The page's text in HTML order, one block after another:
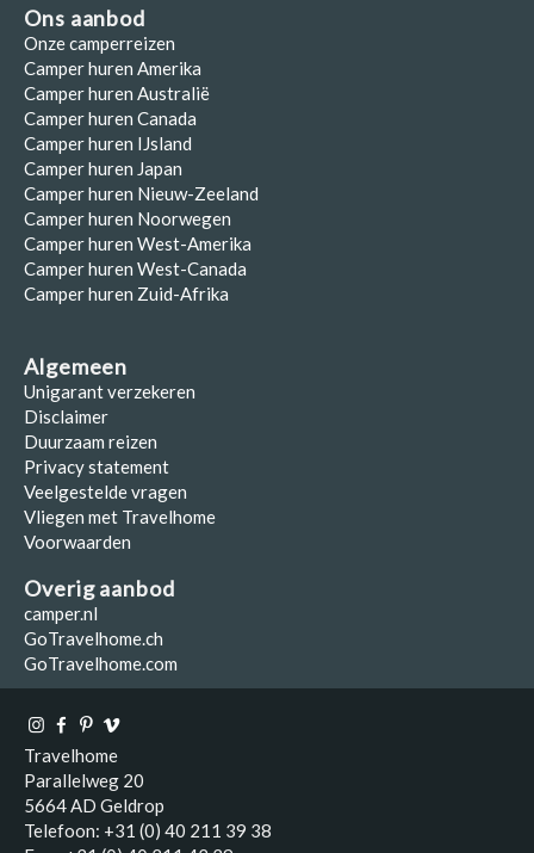
Ons aanbod
Onze camperreizen
Camper huren Amerika
Camper huren Australië
Camper huren Canada
Camper huren IJsland
Camper huren Japan
Camper huren Nieuw-Zeeland
Camper huren Noorwegen
Camper huren West-Amerika
Camper huren West-Canada
Camper huren Zuid-Afrika
Algemeen
Unigarant verzekeren
Disclaimer
Duurzaam reizen
Privacy statement
Veelgestelde vragen
Vliegen met Travelhome
Voorwaarden
Overig aanbod
camper.nl
GoTravelhome.ch
GoTravelhome.com
Travelhome
Parallelweg 20
5664 AD Geldrop
Telefoon: +31 (0) 40 211 39 38